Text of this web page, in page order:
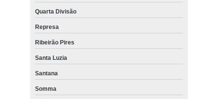
Quarta Divisão
Represa
Ribeirão Pires
Santa Luzia
Santana
Somma